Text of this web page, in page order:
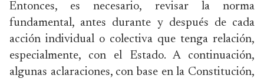
Entonces, es necesario, revisar la norma
fundamental, antes durante y después de cada
acción individual o colectiva que tenga relación,
especialmente, con el Estado. A continuación,
algunas aclaraciones, con base en la Constitución,